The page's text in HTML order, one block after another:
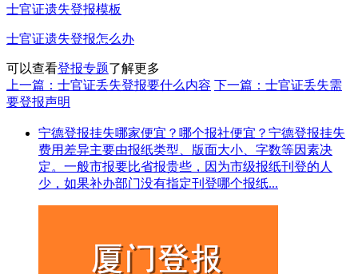
士官证遗失登报模板
士官证遗失登报怎么办
可以查看登报专题了解更多
上一篇：士官证丢失登报要什么内容 下一篇：士官证丢失需
要登报声明
宁德登报挂失哪家便宜？哪个报社便宜？宁德登报挂失
费用差异主要由报纸类型、版面大小、字数等因素决
定。一般市报要比省报贵些，因为市级报纸刊登的人
少，如果补办部门没有指定刊登哪个报纸...